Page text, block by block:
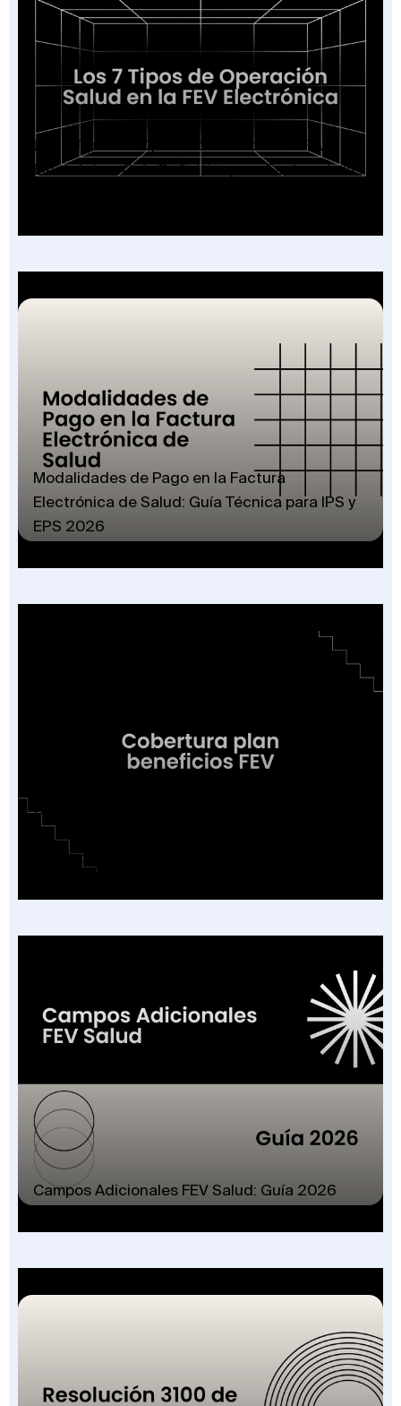
Los 7 Tipos de Operación Salud en la FEV
Electrónica: Guía Definitiva para Facturadores
Modalidades de Pago en la Factura
Electrónica de Salud: Guía Técnica para IPS y
EPS 2026
Cobertura o Plan de Beneficios en la Factura
Categorías Vigentes en Colombia 2026
Campos Adicionales FEV Salud: Guía 2026